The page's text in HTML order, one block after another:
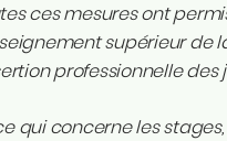
ces mesures ont
supérieur de
professionnelle
qui concerne les